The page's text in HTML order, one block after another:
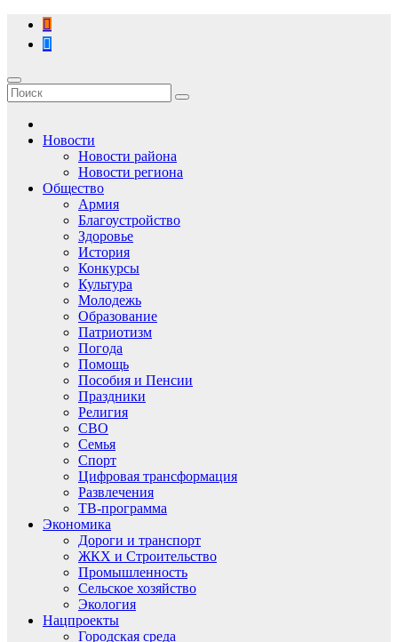
Перейти
содержимому
Новости
Новости района
Новости региона
Общество
Армия
Благоустройство
Здоровье
История
Конкурсы
Культура
Молодежь
Образование
Патриотизм
Погода
Помощь
Пособия и Пенсии
Праздники
Религия
СВО
Семья
Спорт
Цифровая трансформация
Развлечения
ТВ-программа
Экономика
Дороги и транспорт
ЖКХ и Строительство
Промышленность
Сельское хозяйство
Экология
Нацпроекты
Городская среда